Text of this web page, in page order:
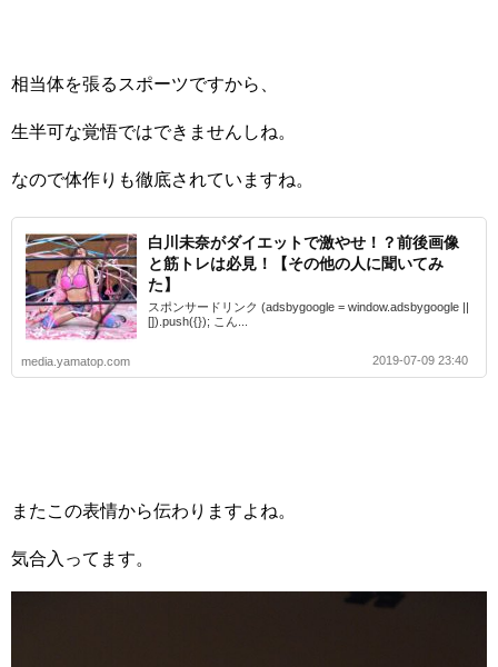
相当体を張るスポーツですから、
生半可な覚悟ではできませんしね。
なので体作りも徹底されていますね。
白川未奈がダイエットで激やせ！？前後画像
と筋トレは必見！【その他の人に聞いてみ
た】
スポンサードリンク (adsbygoogle = window.adsbygoogle ||
[]).push({}); こん...
media.yamatop.com 2019-07-09 23:40
またこの表情から伝わりますよね。
気合入ってます。